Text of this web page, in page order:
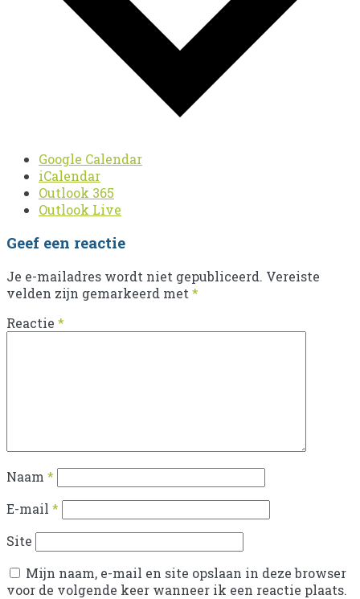
Google Calendar
iCalendar
Outlook 365
Outlook Live
Geef een reactie
Je e-mailadres wordt niet gepubliceerd. Vereiste
velden zijn gemarkeerd met *
Reactie *
Naam *
E-mail *
Site
Mijn naam, e-mail en site opslaan in deze browser
voor de volgende keer wanneer ik een reactie plaats.